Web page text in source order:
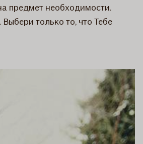
предмет необходимости.
только то, что Тебе